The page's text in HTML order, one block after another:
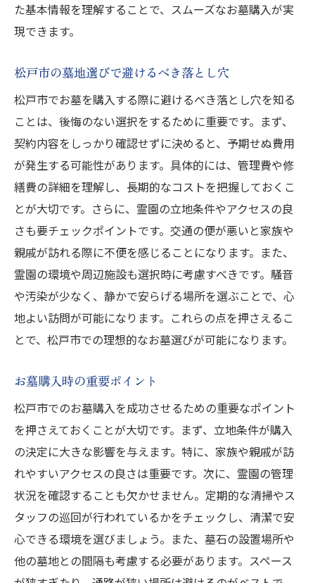
た基本情報を理解することで、スムーズなお墓購入が実
現できます。
松戸市の墓地選びで避けるべき落とし穴
松戸市でお墓を購入する際に避けるべき落とし穴を知る
ことは、後悔のない選択をするために重要です。まず、
契約内容をしっかり確認せずに決めると、予期せぬ費用
が発生する可能性があります。具体的には、管理費や修
繕費の詳細を理解し、長期的なコストを把握しておくこ
とが大切です。さらに、霊園の立地条件やアクセスの良
さも要チェックポイントです。交通の便が悪いと家族や
親戚が訪れる際に不便を感じることになります。また、
霊園の環境や周辺施設も選択時に考慮すべきです。騒音
や汚染が少なく、静かで安らげる場所を選ぶことで、心
地よい訪問が可能になります。これらの点を押さえるこ
とで、松戸市での理想的なお墓選びが可能になります。
お墓購入時の重要ポイント
松戸市でのお墓購入を成功させるための重要なポイント
を押さえておくことが大切です。まず、立地条件が購入
の決定に大きな影響を与えます。特に、家族や親戚が訪
れやすいアクセスの良さは重要です。次に、霊園の管理
状況を確認することも欠かせません。定期的な清掃やス
タッフの巡回が行われているかをチェックし、清潔で安
心できる環境を選びましょう。また、墓石の設置場所や
他の墓地との間隔も考慮する必要があります。スペース